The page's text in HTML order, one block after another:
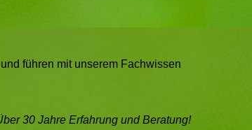
führen mit unserem Fachwissen
30 Jahre Erfahrung und Beratung!